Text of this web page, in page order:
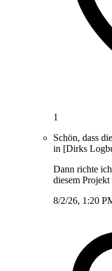
1
Schön, dass
in [Dirks
Dann richte
diesem
8/2/26, 1:20